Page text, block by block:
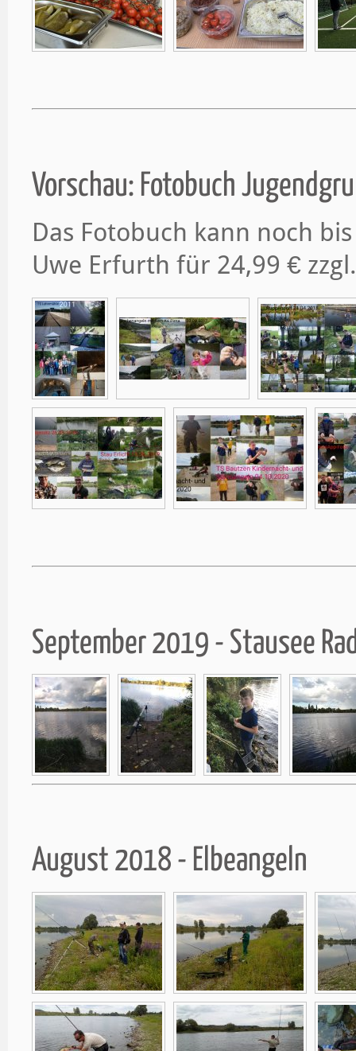
Vorschau: Fotobuch
Das Fotobuch kann noch
Uwe Erfurth für 24,99 €
September 2019 - Stausee
August 2018 - Elbeangeln